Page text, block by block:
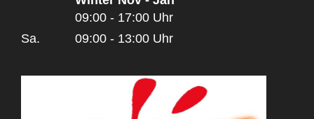
09:00 - 17:00 Uhr
Sa.
09:00 - 13:00 Uhr